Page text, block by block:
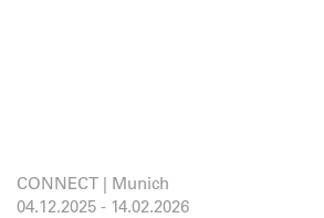
CONNECT | Munich
04.12.2025 - 14.02.2026